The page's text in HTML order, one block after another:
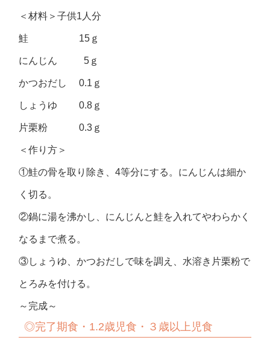
＜材料＞子供1人分
鮭 15ｇ
にんじん 5ｇ
かつおだし 0.1ｇ
しょうゆ 0.8ｇ
片栗粉 0.3ｇ
＜作り方＞
①鮭の骨を取り除き、4等分にする。にんじんは細か
く切る。
②鍋に湯を沸かし、にんじんと鮭を入れてやわらかく
なるまで煮る。
③しょうゆ、かつおだしで味を調え、水溶き片栗粉で
とろみを付ける。
～完成～
◎完了期食・1.2歳児食・３歳以上児食